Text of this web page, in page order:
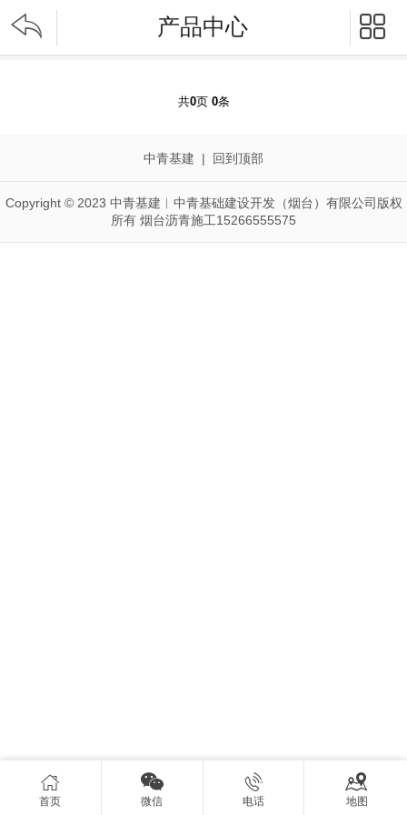
 产品中心 
共0页 0条
中青基建 | 回到顶部
Copyright © 2023 中青基建︱中青基础建设开发（烟台）有限公司版权
所有 烟台沥青施工15266555575

首页

微信

电话

地图